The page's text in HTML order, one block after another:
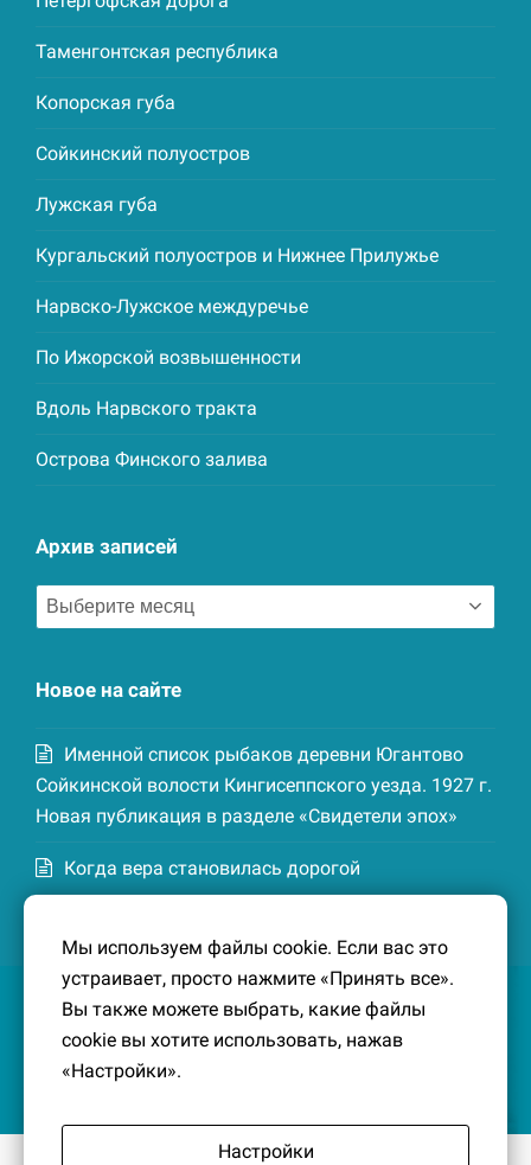
Таменгонтская республика
Копорская губа
Сойкинский полуостров
Лужская губа
Кургальский полуостров и Нижнее Прилужье
Нарвско-Лужское междуречье
По Ижорской возвышенности
Вдоль Нарвского тракта
Острова Финского залива
Архив записей
Архив
записей
Новое на сайте
Именной список рыбаков деревни Югантово
Сойкинской волости Кингисеппского уезда. 1927 г.
Новая публикация в разделе «Свидетели эпох»
Когда вера становилась дорогой
Котельской волости Кингисеппского уезда. 1926-
27 гг. Новая публикация в разделе «Свидетели
эпох»
Мы используем файлы cookie. Если вас это
устраивает, просто нажмите «Принять все».
Вы также можете выбрать, какие файлы
cookie вы хотите использовать, нажав
«Настройки».
Настройки